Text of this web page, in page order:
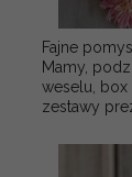
Fajne
Mamy,
weselu, box
zestawy